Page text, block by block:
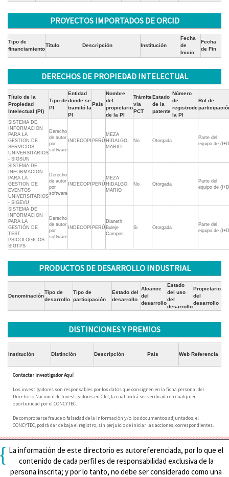
PROYECTOS IMPORTADOS DE ORCID
Tipo de
financiamiento
Título Descripción Institución
Fecha
de
Inicio
Fecha
de Fin
DERECHOS DE PROPIEDAD INTELECTUAL
Título de la
Propiedad
Intelectual (PI)
Tipo de
PI
Entidad
donde se
tramitó la
PI
País
Nombre
del
propietario
de la PI
Trámite
vía
PCT
Estado
de la
patente
Número
de
registrode
la PI
Rol de
SISTEMA DE
INFORMACION
PARA LA
GESTION DE
SERVICIOS
UNIVERSITARIOS
- SIGSUN
Derecho
de autor
por
software
INDECOPI PERÚ
MEZA
HIDALGO,
MARIO
No Otorgada
Parte del
equipo de
SISTEMA DE
INFORMACION
PARA LA
GESTION DE
EVENTOS
UNIVERSITARIOS
- SIGEVU
Derecho
de autor
por
software
INDECOPI PERÚ
MEZA
HIDALGO,
MARIO
No Otorgada
Parte del
equipo de
SISTEMA DE
INFORMACION
PARA LA
GESTIÓN DE
TEST
PSICOLOGICOS -
SIGTPS
Derecho
de autor
por
software
INDECOPI PERÚ
Dianeth
Buleje
Campos
Si Otorgada
Parte del
equipo de
PRODUCTOS DE DESARROLLO INDUSTRIAL
Denominación
Tipo de
desarrollo
Tipo de
participación
Estado del
desarrollo
Alcance
del
desarrollo
Estado
del uso
del
desarrollo
Propietario
del
desarrollo
DISTINCIONES Y PREMIOS
Institución Distinción Descripción País Web Referencia
Contactar investigador Aquí
Los investigadores son responsables por los datos que consignen en la ficha personal del
Directorio Nacional de Investigadores en CTeI, la cual podrá ser verificada en cualquier
oportunidad por el CONCYTEC.
De comprobarse fraude o falsedad de la información y/o los documentos adjuntados, el
CONCYTEC, podrá dar de baja el registro, sin perjuicio de iniciar las acciones, correspondientes.
{ La información de este directorio es autoreferenciada, por lo que el
contenido de cada perfil es de responsabilidad exclusiva de la
persona inscrita; y por lo tanto, no debe ser considerado como una